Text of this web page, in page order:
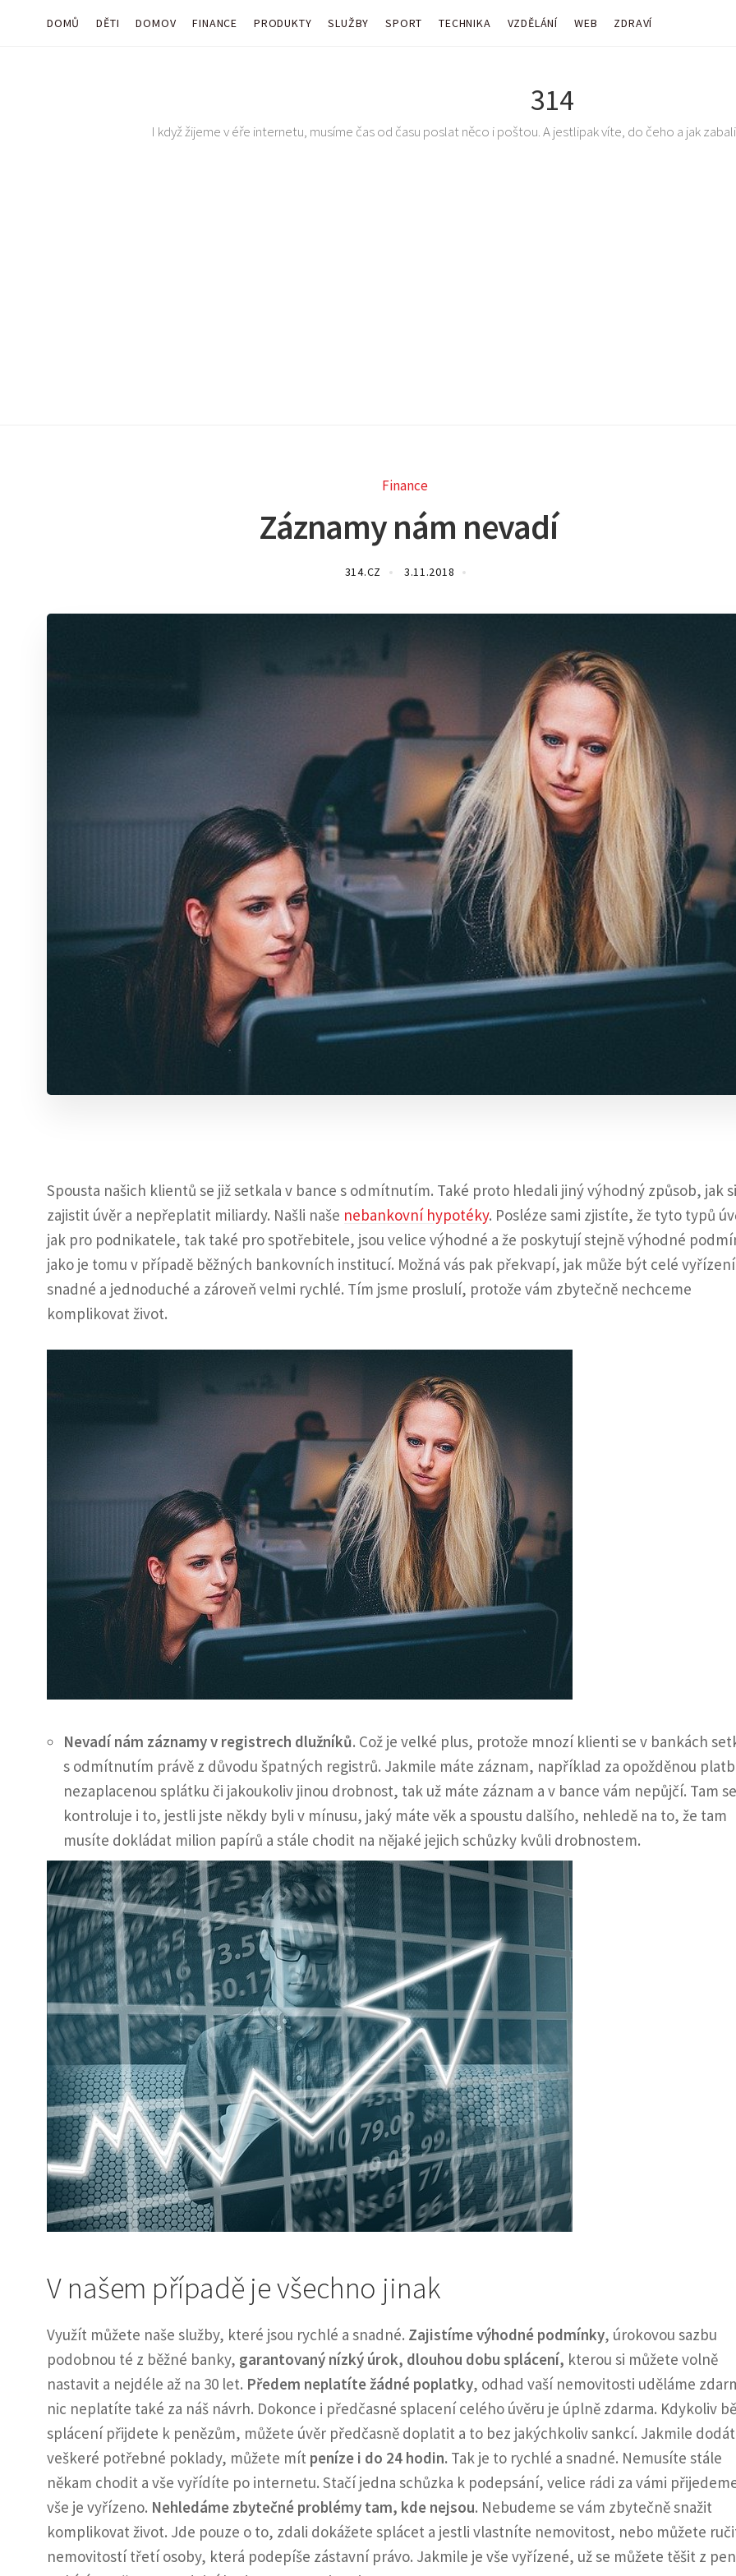
DOMŮ DĚTI DOMOV FINANCE PRODUKTY SLUŽBY SPORT TECHNIKA VZDĚLÁNÍ WEB ZDRAVÍ
314
I když žijeme v éře internetu, musíme čas od času poslat něco i poštou. A jestlipak víte, do čeho a jak
Finance
Záznamy nám nevadí
314.CZ 3.11.2018
Spousta našich klientů se již setkala v bance s odmítnutím. Také proto hledali jiný výhodný způsob, jak si
zajistit úvěr a nepřeplatit miliardy. Našli naše nebankovní hypotéky. Posléze sami zjistíte, že tyto typů
jak pro podnikatele, tak také pro spotřebitele, jsou velice výhodné a že poskytují stejně výhodné
jako je tomu v případě běžných bankovních institucí. Možná vás pak překvapí, jak může být celé vyřízení
snadné a jednoduché a zároveň velmi rychlé. Tím jsme proslulí, protože vám zbytečně nechceme
komplikovat život.
Nevadí nám záznamy v registrech dlužníků. Což je velké plus, protože mnozí klienti se v bankách
s odmítnutím právě z důvodu špatných registrů. Jakmile máte záznam, například za opožděnou
nezaplacenou splátku či jakoukoliv jinou drobnost, tak už máte záznam a v bance vám nepůjčí. Tam
kontroluje i to, jestli jste někdy byli v mínusu, jaký máte věk a spoustu dalšího, nehledě na to, že tam
musíte dokládat milion papírů a stále chodit na nějaké jejich schůzky kvůli drobnostem.
V našem případě je všechno jinak
Využít můžete naše služby, které jsou rychlé a snadné. Zajistíme výhodné podmínky, úrokovou sazbu
podobnou té z běžné banky, garantovaný nízký úrok, dlouhou dobu splácení, kterou si můžete volně
nastavit a nejdéle až na 30 let. Předem neplatíte žádné poplatky, odhad vaší nemovitosti uděláme
nic neplatíte také za náš návrh. Dokonce i předčasné splacení celého úvěru je úplně zdarma. Kdykoliv
splácení přijdete k penězům, můžete úvěr předčasně doplatit a to bez jakýchkoliv sankcí. Jakmile
veškeré potřebné poklady, můžete mít peníze i do 24 hodin. Tak je to rychlé a snadné. Nemusíte stále
někam chodit a vše vyřídíte po internetu. Stačí jedna schůzka k podepsání, velice rádi za vámi
vše je vyřízeno. Nehledáme zbytečné problémy tam, kde nejsou. Nebudeme se vám zbytečně snažit
komplikovat život. Jde pouze o to, zdali dokážete splácet a jestli vlastníte nemovitost, nebo můžete
nemovitostí třetí osoby, která podepíše zástavní právo. Jakmile je vše vyřízené, už se můžete těšit z